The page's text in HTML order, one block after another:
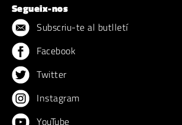
Segueix-nos
Subscriu-te al butlletí
Facebook
Twitter
Instagram
YouTube